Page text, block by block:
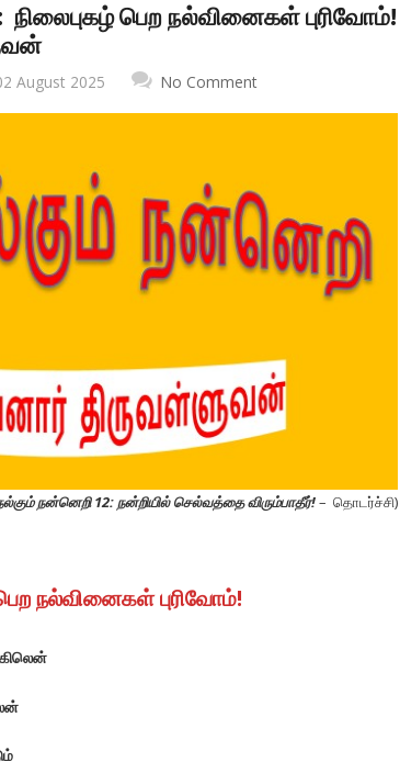
நிலைபுகழ் பெற நல்வினைகள் புரிவோம்!
August 2025 No Comment
நன்னெறி 12:நன்றியில் செல்வத்தை விரும்பாதீர்!– தொடர்ச்சி)
நல்வினைகள் புரிவோம்!